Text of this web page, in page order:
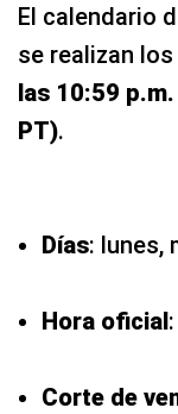
El calendario
se realizan los
las 10:59
PT).
Días: lunes,
Hora oficial
Corte de